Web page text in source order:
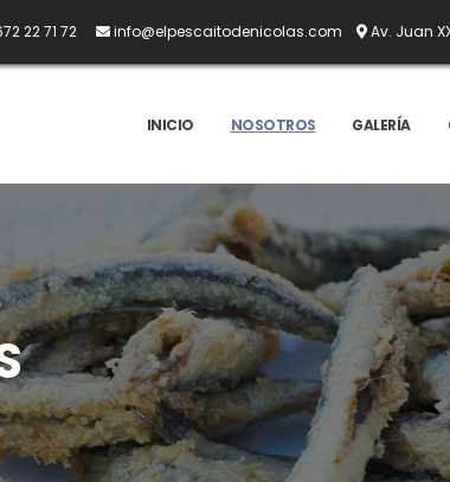
22 71 72 info@elpescaitodenicolas.com Av. Juan
INICIO NOSOTROS GALERÍA